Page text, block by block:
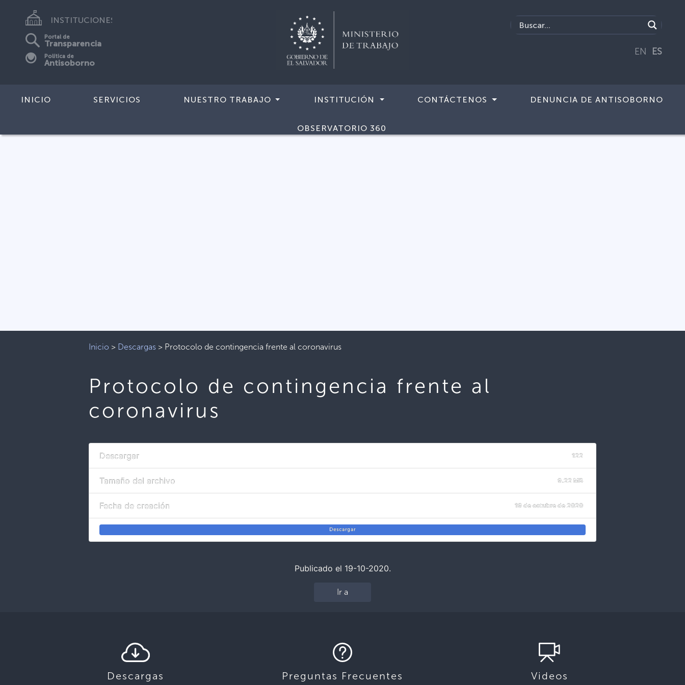
INSTITUCIONES
Portal de
Transparencia
Política de
Antisoborno
EN ES
INICIO SERVICIOS NUESTRO TRABAJO INSTITUCIÓN CONTÁCTENOS DENUNCIA DE ANTISOBORNO
OBSERVATORIO 360
Inicio > Descargas > Protocolo de contingencia frente al coronavirus
Protocolo de contingencia frente al
coronavirus
Descargar 122
Tamaño del archivo 9.22 MB
Fecha de creación 19 de octubre de 2020
Descargar
Publicado el 19-10-2020.
Ir a
Descargas Preguntas Frecuentes Videos